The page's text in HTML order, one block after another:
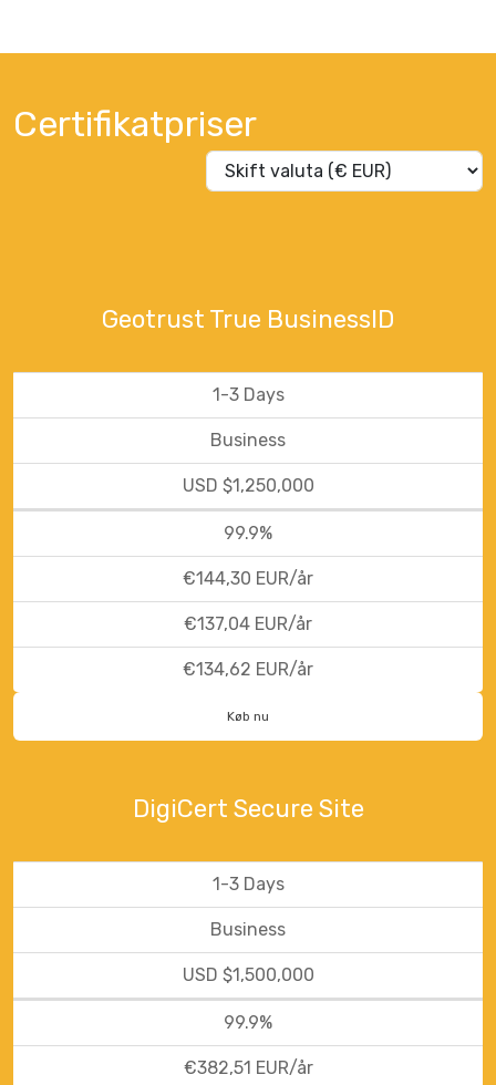
Certifikatpriser
Geotrust True BusinessID
1-3 Days
Business
USD $1,250,000
99.9%
€144,30 EUR/år
€137,04 EUR/år
€134,62 EUR/år
Køb nu
DigiCert Secure Site
1-3 Days
Business
USD $1,500,000
99.9%
€382,51 EUR/år